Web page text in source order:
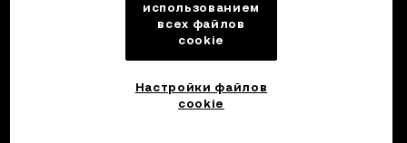
использованием
всех файлов
cookie
Настройки файлов
cookie